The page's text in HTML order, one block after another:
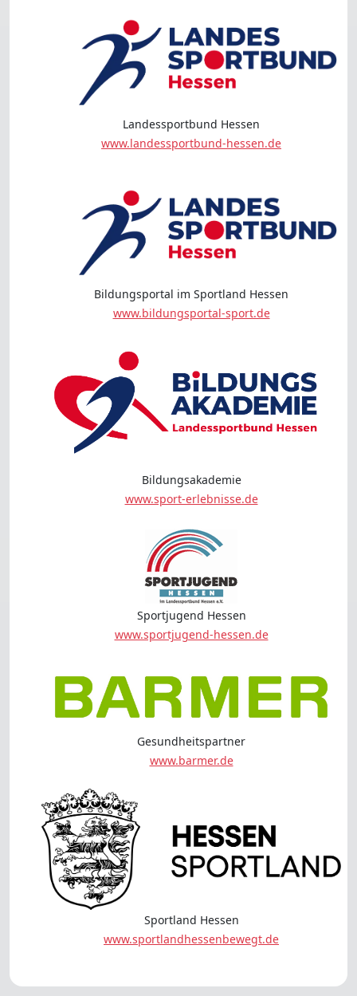
Landessportbund Hessen
www.landessportbund-hessen.de
Bildungsportal im Sportland Hessen
www.bildungsportal-sport.de
Bildungsakademie
www.sport-erlebnisse.de
Sportjugend Hessen
www.sportjugend-hessen.de
Gesundheitspartner
www.barmer.de
Sportland Hessen
www.sportlandhessenbewegt.de